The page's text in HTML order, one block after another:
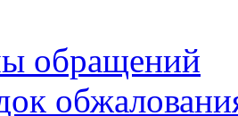
обращений